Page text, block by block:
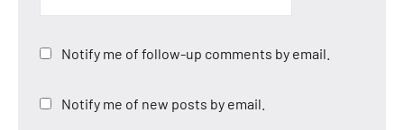
Notify me of follow-up comments by email.
Notify me of new posts by email.